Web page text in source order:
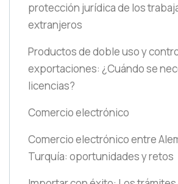
protección jurídica de los
extranjeros
Productos de doble uso y
exportaciones: ¿Cuándo se
licencias?
Comercio electrónico
Comercio electrónico entre
Turquía: oportunidades y retos